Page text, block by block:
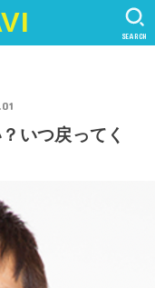
SEARCH
いつ戻ってく